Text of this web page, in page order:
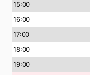
15:00
16:00
17:00
18:00
19:00